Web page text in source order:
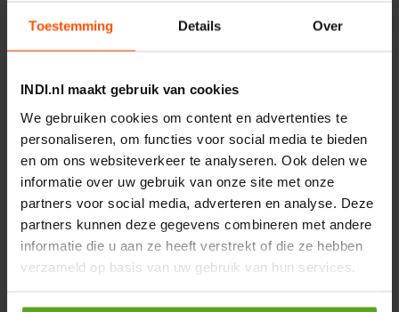
Toestemming Details Over
INDI.nl maakt gebruik van cookies
We gebruiken cookies om content en advertenties te
personaliseren, om functies voor social media te bieden
en om ons websiteverkeer te analyseren. Ook delen we
informatie over uw gebruik van onze site met onze
partners voor social media, adverteren en analyse. Deze
partners kunnen deze gegevens combineren met andere
informatie die u aan ze heeft verstrekt of die ze hebben
verzameld op basis van uw gebruik van hun services.
Controleer voorraad
Montagerailafsluitstuk voor
Artikelnummer: NS3575CAP
Merknaam:Phoenix Contact
− Aantal
EA +
Controleer voorraad